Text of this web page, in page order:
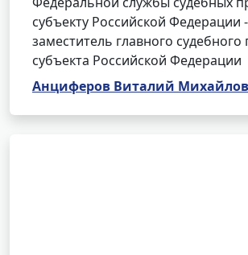
субъекту Российской Федерации -
заместитель главного судебного
субъекта Российской Федерации
Анциферов Виталий